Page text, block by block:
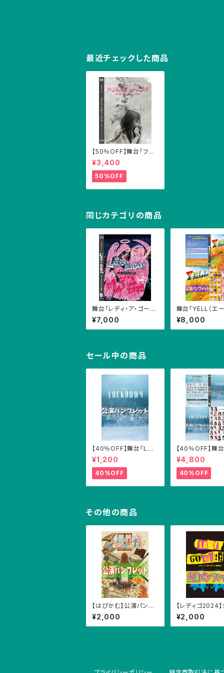
最近チェックした商品
【50％OFF】舞台「ファ
ントム・チューニング」D
VD
¥3,400
50%OFF
同じカテゴリの商品
舞台「レディ・ア・ゴーゴ
ー！2025」公演Blu-ray
（2枚組）
¥7,000
舞台「YELL（エー
公演Blu-ray（2
+パンフレットセ
¥8,000
セール中の商品
【40％OFF】舞台「LOC
KDOWN」公演パンフレ
ット
¥1,200
40%OFF
【40％OFF】舞
KDOWN」
レットセット
¥4,800
40%OFF
その他の商品
【はぴかむ】公演パンフ
レット
¥2,000
【レディゴ2024
ンフレット
¥2,000